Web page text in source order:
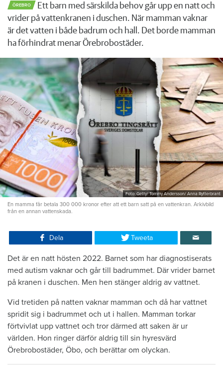
ÖREBRO
Ett barn med särskilda behov går upp en natt och
vrider på vattenkranen i duschen. När mamman vaknar
är det vatten i både badrum och hall. Det borde mamman
ha förhindrat menar Örebrobostäder.
Foto: Getty/ Tommy Andersson/ Anna Rytterbrant
En mamma får betala 300 000 kronor efter att ett barn satt på en vattenkran. Arkivbild
från en annan vattenskada.
Dela Tweeta
Det är en natt hösten 2022. Barnet som har diagnostiserats
med autism vaknar och går till badrummet. Där vrider barnet
på kranen i duschen. Men hen stänger aldrig av vattnet.
Vid tretiden på natten vaknar mamman och då har vattnet
spridit sig i badrummet och ut i hallen. Mamman torkar
förtvivlat upp vattnet och tror därmed att saken är ur
världen. Hon ringer därför aldrig till sin hyresvärd
Örebrobostäder, Öbo, och berättar om olyckan.